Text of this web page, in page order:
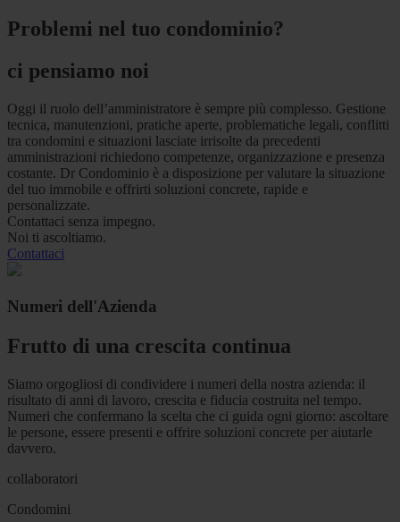
Problemi nel tuo condominio?
ci pensiamo noi
Oggi il ruolo dell’amministratore è sempre più complesso. Gestione
tecnica, manutenzioni, pratiche aperte, problematiche legali, conflitti
tra condomini e situazioni lasciate irrisolte da precedenti
amministrazioni richiedono competenze, organizzazione e presenza
costante. Dr Condominio è a disposizione per valutare la situazione
del tuo immobile e offrirti soluzioni concrete, rapide e
personalizzate.
Contattaci senza impegno.
Noi ti ascoltiamo.
Contattaci
Numeri dell'Azienda
Frutto di una crescita continua
Siamo orgogliosi di condividere i numeri della nostra azienda: il
risultato di anni di lavoro, crescita e fiducia costruita nel tempo.
Numeri che confermano la scelta che ci guida ogni giorno: ascoltare
le persone, essere presenti e offrire soluzioni concrete per aiutarle
davvero.
collaboratori
Condomini